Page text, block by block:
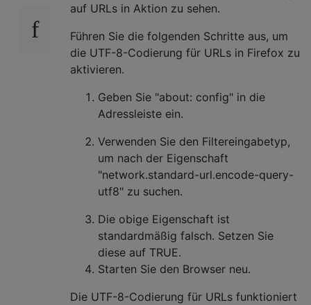
auf URLs in Aktion zu sehen.
Führen Sie die folgenden Schritte aus, um
die UTF-8-Codierung für URLs in Firefox zu
aktivieren.
Geben Sie "about: config" in die
Adressleiste ein.
Verwenden Sie den Filtereingabetyp,
um nach der Eigenschaft
"network.standard-url.encode-query-
utf8" zu suchen.
Die obige Eigenschaft ist
standardmäßig falsch. Setzen Sie
diese auf TRUE.
Starten Sie den Browser neu.
Die UTF-8-Codierung für URLs funktioniert